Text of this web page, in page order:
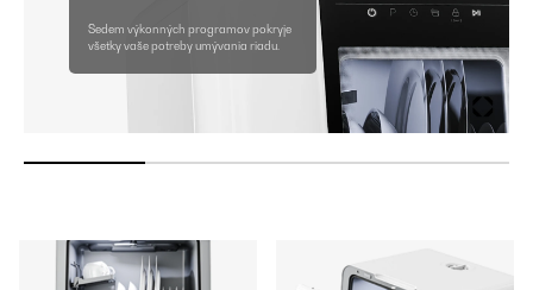
Sedem výkonných programov pokryje
všetky vaše potreby umývania riadu.